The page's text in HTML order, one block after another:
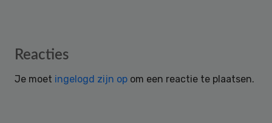
Reader
Reacties
Je moet ingelogd zijn op om een reactie te plaatsen.